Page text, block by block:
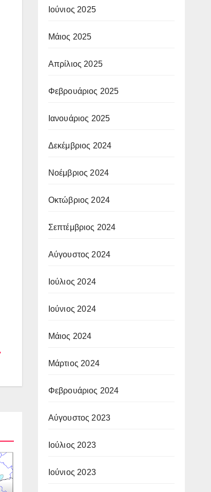
Ιούνιος 2025
Μάιος 2025
Απρίλιος 2025
Φεβρουάριος 2025
Ιανουάριος 2025
Δεκέμβριος 2024
Νοέμβριος 2024
Οκτώβριος 2024
Σεπτέμβριος 2024
Αύγουστος 2024
Ιούλιος 2024
Ιούνιος 2024
Μάιος 2024
Μάρτιος 2024
Φεβρουάριος 2024
Αύγουστος 2023
Ιούλιος 2023
Ιούνιος 2023